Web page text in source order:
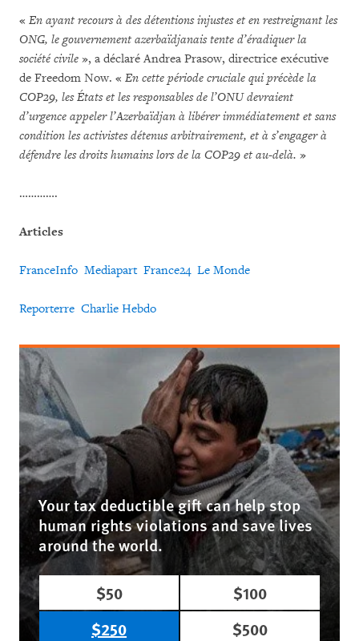
« En ayant recours à des détentions injustes et en restreignant les
ONG, le gouvernement azerbaïdjanais tente d’éradiquer la
société civile », a déclaré Andrea Prasow, directrice exécutive
de Freedom Now. « En cette période cruciale qui précède la
COP29, les États et les responsables de l’ONU devraient
d’urgence appeler l’Azerbaïdjan à libérer immédiatement et sans
condition les activistes détenus arbitrairement, et à s’engager à
défendre les droits humains lors de la COP29 et au-delà. »
………….
Articles
FranceInfo Mediapart France24 Le Monde
Reporterre Charlie Hebdo
Your tax deductible gift can help stop
human rights violations and save lives
around the world.
$50
$100
$250
$500